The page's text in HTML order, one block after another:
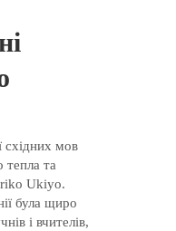
східних мов
тепла та
Ukiyo.
була щиро
і вчителів,